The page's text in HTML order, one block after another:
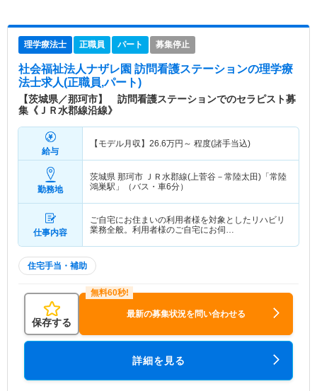
理学療法士 正職員 パート 募集停止
社会福祉法人ナザレ園 訪問看護ステーションの理学療
法士求人(正職員,パート)
【茨城県／那珂市】 訪問看護ステーションでのセラピスト募
集《ＪＲ水郡線沿線》
給与
【モデル月収】 26.6万円～ 程度(諸手当込)
勤務地
茨城県 那珂市 ＪＲ水郡線(上菅谷－常陸太田)「常陸
鴻巣駅」（バス・車6分）
仕事内容
ご自宅にお住まいの利用者様を対象としたリハビリ
業務全般。利用者様のご自宅にお伺…
住宅手当・補助
保存する
最新の募集状況を問い合わせる
詳細を見る